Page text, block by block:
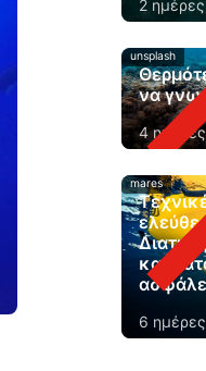
2
unsplash
να
4
mares
και
6